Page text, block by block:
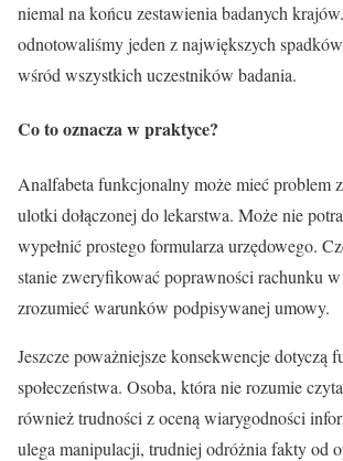
niemal na końcu zestawienia badanych
odnotowaliśmy jeden z największych
wśród wszystkich uczestników badania.
Co to oznacza w praktyce?
Analfabeta funkcjonalny może mieć problem
ulotki dołączonej do lekarstwa. Może nie
wypełnić prostego formularza urzędowego.
stanie zweryfikować poprawności rachunku
zrozumieć warunków podpisywanej umowy.
Jeszcze poważniejsze konsekwencje dotyczą
społeczeństwa. Osoba, która nie rozumie
również trudności z oceną wiarygodności
ulega manipulacji, trudniej odróżnia fakty od